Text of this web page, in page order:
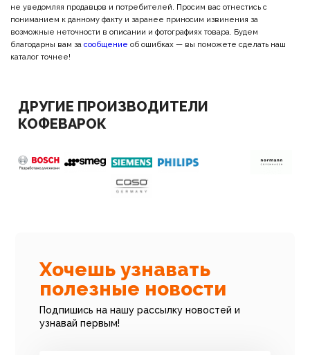
не уведомляя продавцов и потребителей. Просим вас отнестись с
пониманием к данному факту и заранее приносим извинения за
возможные неточности в описании и фотографиях товара. Будем
благодарны вам за сообщение об ошибках — вы поможете сделать наш
каталог точнее!
ДРУГИЕ ПРОИЗВОДИТЕЛИ
КОФЕВАРОК
Хочешь узнавать
полезные новости
Подпишись на нашу рассылку новостей и
узнавай первым!